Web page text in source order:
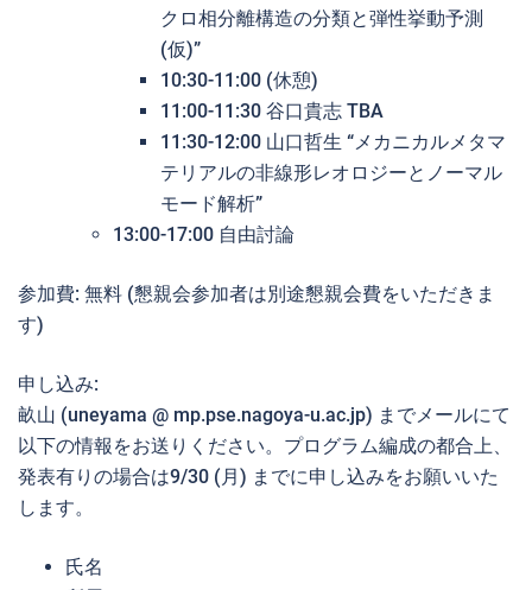
クロ相分離構造の分類と弾性挙動予測
(仮)”
10:30-11:00 (休憩)
11:00-11:30 谷口貴志 TBA
11:30-12:00 山口哲生 “メカニカルメタマ
テリアルの非線形レオロジーとノーマル
モード解析”
13:00-17:00 自由討論
参加費: 無料 (懇親会参加者は別途懇親会費をいただきま
す)
申し込み:
畝山 (uneyama @ mp.pse.nagoya-u.ac.jp) までメールにて
以下の情報をお送りください。プログラム編成の都合上、
発表有りの場合は9/30 (月) までに申し込みをお願いいた
します。
氏名